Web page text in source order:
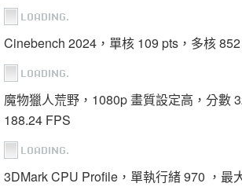
Cinebench 2024，單核 109 pts，多核
魔物獵人荒野，1080p 畫質設定高，分數
188.24 FPS
3DMark CPU Profile，單執行緒 970 ，最